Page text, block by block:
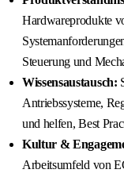
Hardwareprodukte
Steuerung und
Wissensaustausch:
Antriebssysteme,
und helfen, Best
Kultur &
Arbeitsumfeld von